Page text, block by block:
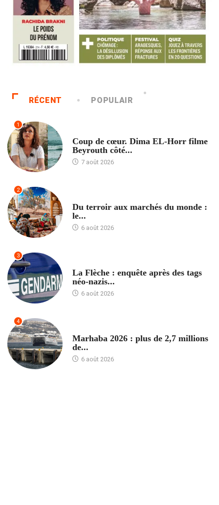
RÉCENT POPULAIR
1
Coup de cœur. Dima EL-Horr filme
Beyrouth côté...
7 août 2026
2
Du terroir aux marchés du monde :
le...
6 août 2026
3
La Flèche : enquête après des tags
néo-nazis...
6 août 2026
4
Marhaba 2026 : plus de 2,7 millions
de...
6 août 2026